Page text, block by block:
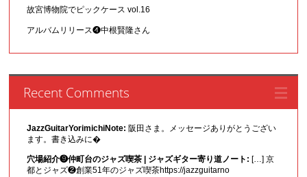
故宮博物院でピックケース vol.16
アルバムリリース❹中根賢隆さん
Recent Comments
JazzGuitarYorimichiNote: 阪田さま。メッセージありがとうござい
ます。書き込みに�
穴場紹介❾仲町台のジャズ喫茶 | ジャズギター寄り道ノート: […] 京
都とジャズ❷創業51年のジャズ喫茶https://jazzguitarno